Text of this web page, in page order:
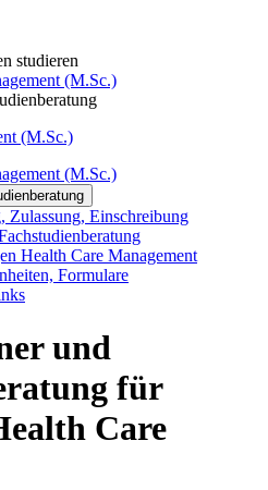
studieren
(M.Sc.)
(M.Sc.)
(M.Sc.)
Zulassung, Einschreibung
Health Care Management
Formulare
und
für
Care